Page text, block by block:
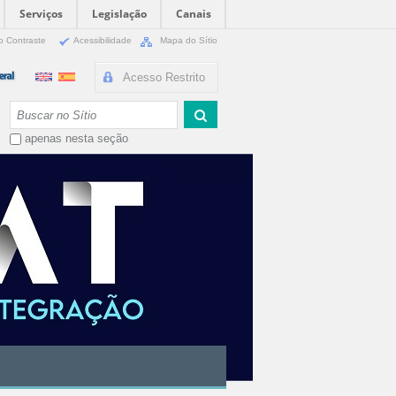
Serviços Legislação
Canais
Contraste Acessibilidade Mapa do Sítio
Acesso Restrito
apenas nesta seção